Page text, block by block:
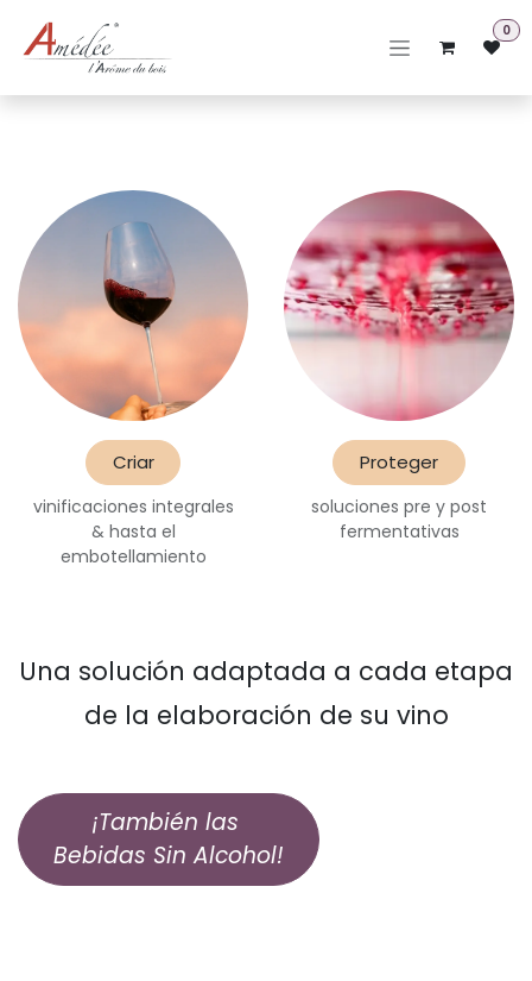
0
Criar
vinificaciones integrales
& hasta el
embotellamiento
Proteger
soluciones pre y post
fermentativas
Una solución adaptada a cada etapa
de la elaboración de su vino
¡También las
Bebidas Sin Alcohol!